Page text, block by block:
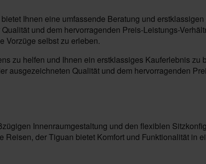
Ihnen eine umfassende Beratung und
und dem hervorragenden Preis-Leistungs-
Vorzüge selbst zu erleben.
zu helfen und Ihnen ein erstklassiges Kauferlebnis zu
ausgezeichneten Qualität und dem hervorragenden
Innenraumgestaltung und den flexiblen
der Tiguan bietet Komfort und Funktionalität in